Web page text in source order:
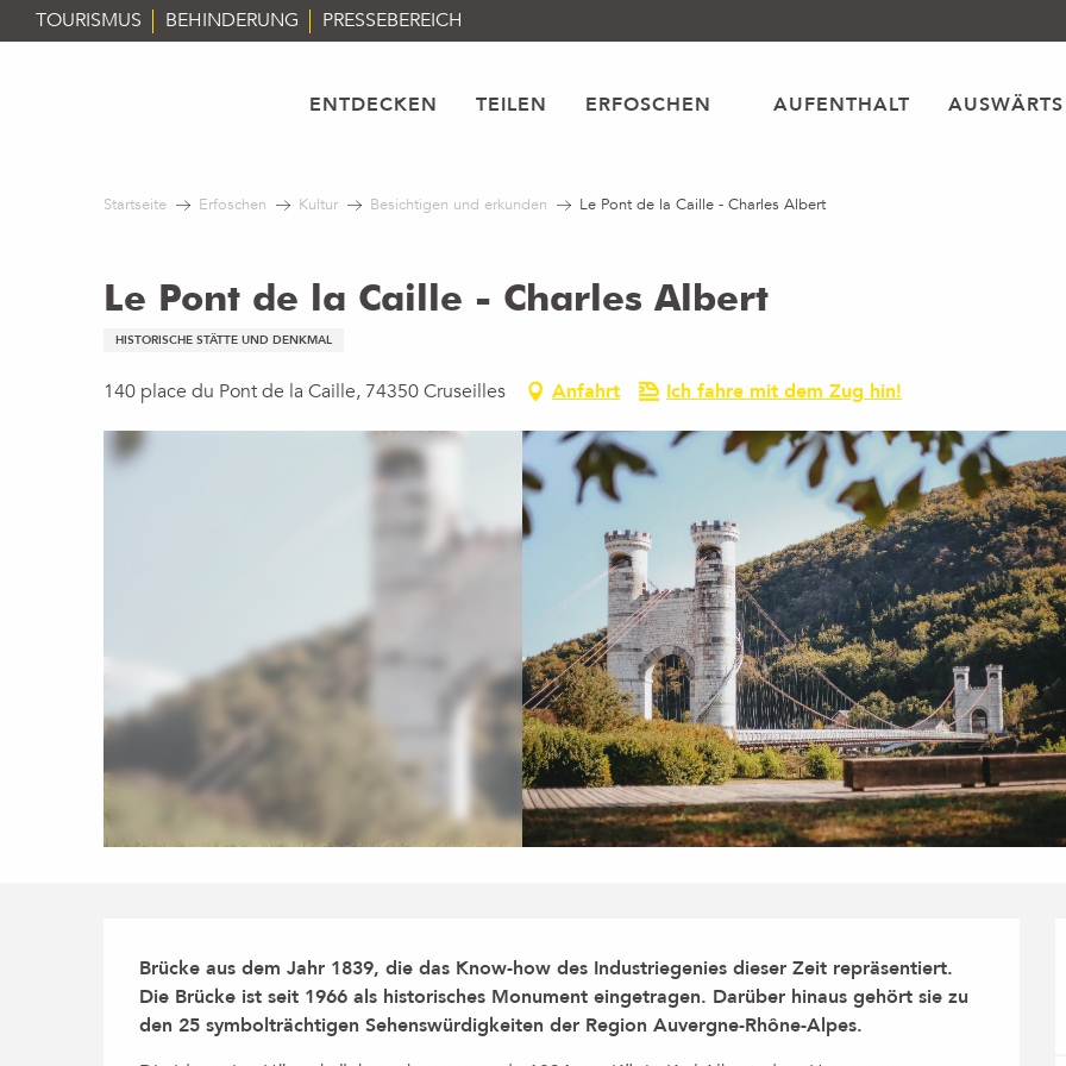
Aller
au
TOURISMUS BEHINDERUNG PRESSEBEREICH
ENTDECKEN TEILEN ERFOSCHEN AUFENTHALT
Startseite Erfoschen Kultur Besichtigen und erkunden Le Pont de la Caille - Charles Albert
Le Pont de la Caille - Charles Albert
HISTORISCHE STÄTTE UND DENKMAL
140 place du Pont de la Caille, 74350 Cruseilles Anfahrt Ich fahre mit dem Zug hin!
Beschreibung
Brücke aus dem Jahr 1839, die das Know-how des Industriegenies dieser Zeit repräsentiert.
Die Brücke ist seit 1966 als historisches Monument eingetragen. Darüber hinaus gehört sie zu
den 25 symbolträchtigen Sehenswürdigkeiten der Region Auvergne-Rhône-Alpes.